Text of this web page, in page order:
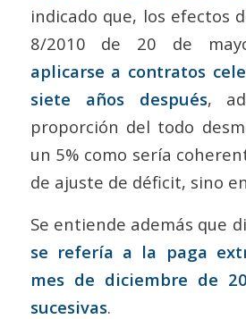
indicado que, los efectos
8/2010 de 20 de
aplicarse a contratos
siete años después,
proporción del todo
un 5% como sería
de ajuste de déficit, sino
Se entiende además que
se refería a la paga
mes de diciembre de
sucesivas.